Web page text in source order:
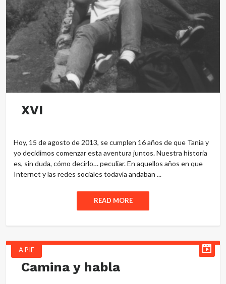
XVI
Hoy, 15 de agosto de 2013, se cumplen 16 años de que Tania y
yo decidimos comenzar esta aventura juntos. Nuestra historia
es, sin duda, cómo decirlo… peculiar. En aquellos años en que
Internet y las redes sociales todavía andaban ...
READ MORE
A PIE
Camina y habla